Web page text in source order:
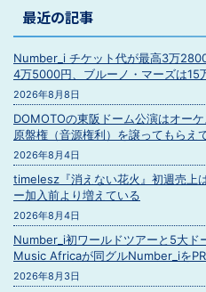
最近の記事
Number_i チケット代が最高3万
4万5000円、ブルーノ・マーズは15
2026年8月8日
DOMOTOの東阪ドーム公演はオー
原盤権（音源権利）を譲ってもらえ
2026年8月4日
timelesz『消えない花火』初週売上
ー加入前より増えている
2026年8月4日
Number_i初ワールドツアーと5大
Music Africaが同グルNumber_iをPR
2026年8月3日